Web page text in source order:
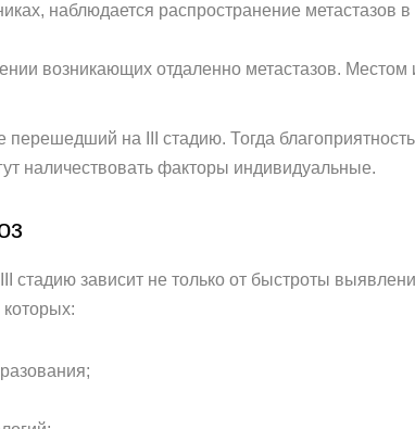
наблюдается распространение метастазов
возникающих отдаленно метастазов. Местом
на III стадию. Тогда благоприятность
наличествовать факторы индивидуальные.
стадию зависит не только от быстроты